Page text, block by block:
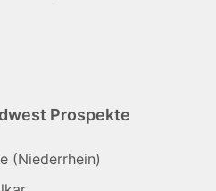
Prospekte
(Niederrhein)